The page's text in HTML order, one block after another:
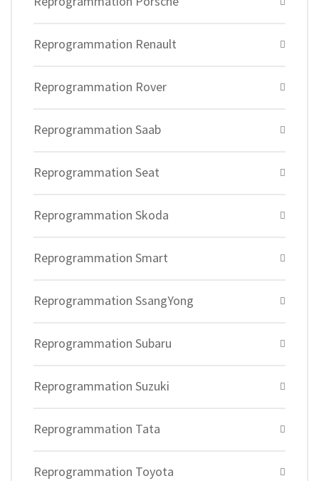
Reprogrammation Renault
Reprogrammation Rover
Reprogrammation Saab
Reprogrammation Seat
Reprogrammation Skoda
Reprogrammation Smart
Reprogrammation SsangYong
Reprogrammation Subaru
Reprogrammation Suzuki
Reprogrammation Tata
Reprogrammation Toyota